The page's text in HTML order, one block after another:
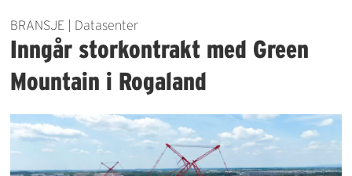
BRANSJE | Datasenter
Inngår storkontrakt med Green
Mountain i Rogaland